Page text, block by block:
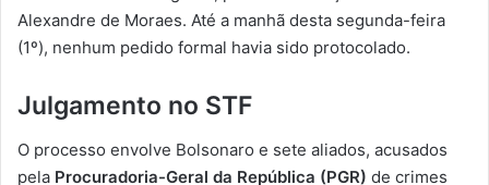
Alexandre de Moraes. Até a manhã desta segunda-feira
(1º), nenhum pedido formal havia sido protocolado.
Julgamento no STF
O processo envolve Bolsonaro e sete aliados, acusados
pela Procuradoria-Geral da República (PGR) de crimes